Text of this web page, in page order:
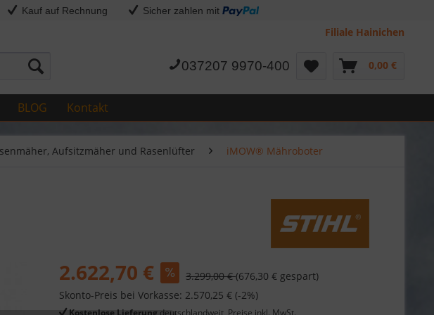
Kauf auf Rechnung Sicher zahlen mit
Filiale Hainichen
037207 9970-400 0,00 €
BLOG Kontakt
Aufsitzmäher und Rasenlüfter iMOW® Mähroboter
2.622,70 € 3.299,00 €(676,30 € gespart)
Skonto-Preis bei Vorkasse: 2.570,25 € (-2%)
Kostenlose Lieferungdeutschlandweit, Preise inkl. MwSt.